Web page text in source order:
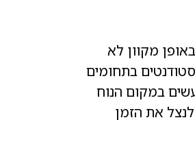
מקוון לא
בתחומים
במקום הנוח
את הזמן